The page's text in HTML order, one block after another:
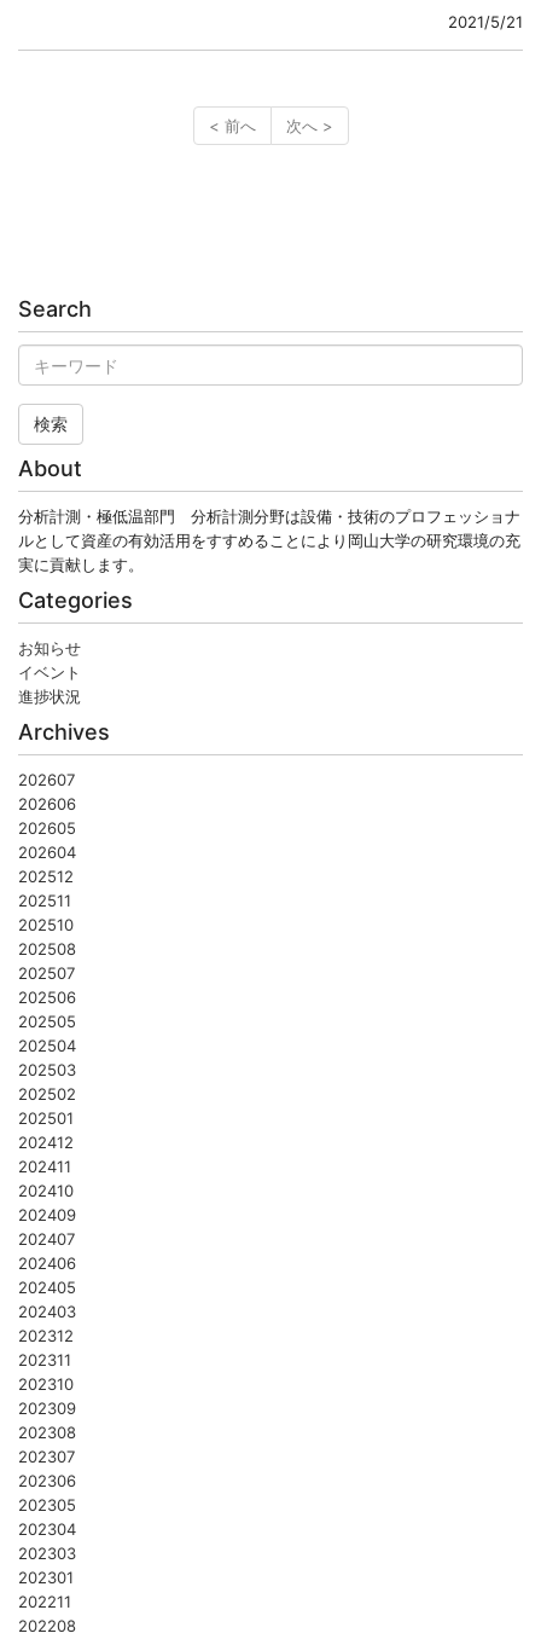
2021/5/21
< 前へ 次へ >
Search
検索
About
分析計測・極低温部門 分析計測分野は設備・技術のプロフェッショナ
ルとして資産の有効活用をすすめることにより岡山大学の研究環境の充
実に貢献します。
Categories
お知らせ
イベント
進捗状況
Archives
202607
202606
202605
202604
202512
202511
202510
202508
202507
202506
202505
202504
202503
202502
202501
202412
202411
202410
202409
202407
202406
202405
202403
202312
202311
202310
202309
202308
202307
202306
202305
202304
202303
202301
202211
202208